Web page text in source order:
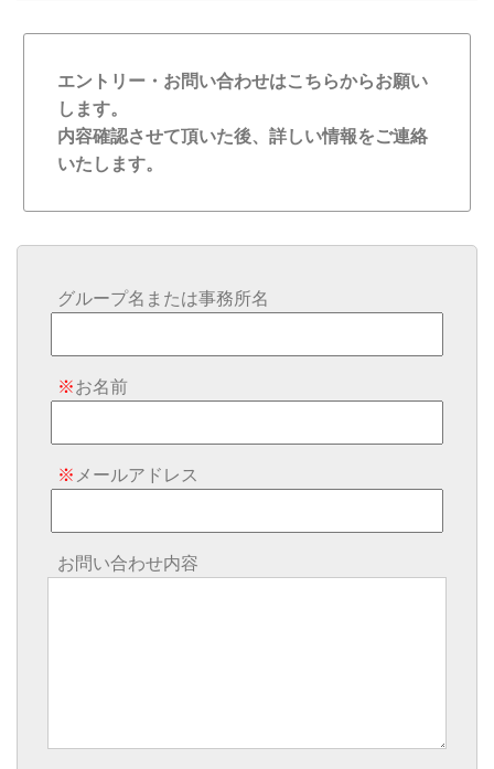
エントリー・お問い合わせはこちらからお願い
します。
内容確認させて頂いた後、詳しい情報をご連絡
いたします。
グループ名または事務所名
※お名前
※ メールアドレス
お問い合わせ内容